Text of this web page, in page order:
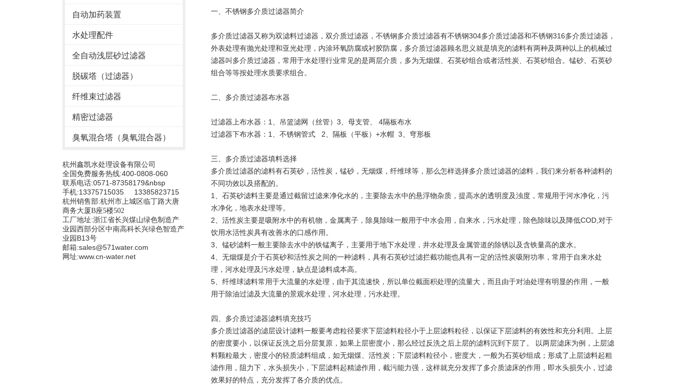
自动加药装置
水处理配件
全自动浅层砂过滤器
脱碳塔（过滤器）
纤维束过滤器
精密过滤器
臭氧混合塔（臭氧混合器）
杭州鑫凯水处理设备有限公司
全国免费服务热线:400-0808-060
联系电话:0571-87358179&nbsp
手机:13375715035 13385823715
杭州销售部:杭州市上城区临丁路大唐
商务大厦B座5楼502
工厂地址:浙江省长兴煤山绿色制造产
业园西部分区中南高科长兴绿色智造产
业园B13号
邮箱:sales@571water.com
网址:www.cn-water.net
一、不锈钢多介质过滤器简介
多介质过滤器又称为双滤料过滤器，双介质过滤器，不锈钢多介质过滤器有不锈钢304多介质过滤器和不锈钢316多介质过滤器，
外表处理有抛光处理和亚光处理，内涂环氧防腐或衬胶防腐，多介质过滤器顾名思义就是填充的滤料有两种及两种以上的机械过
滤器叫多介质过滤器，常用于水处理行业常见的是两层介质，多为无烟煤、石英砂组合或者活性炭、石英砂组合。锰砂、石英砂
组合等等按处理水质要求组合。
二、多介质过滤器布水器
过滤器上布水器：1、吊篮滤网（丝管）3、母支管、 4隔板布水
过滤器下布水器：1、不锈钢管式 2、隔板（平板）+水帽 3、穹形板
三、多介质过滤器填料选择
多介质过滤器的滤料有石英砂，活性炭，锰砂，无烟煤，纤维球等，那么怎样选择多介质过滤器的滤料，我们来分析各种滤料的
不同功效以及搭配的。
1、石英砂滤料主要是通过截留过滤来净化水的，主要除去水中的悬浮物杂质，提高水的透明度及浊度，常规用于河水净化，污
水净化，地表水处理等。
2、活性炭主要是吸附水中的有机物，金属离子，除臭除味一般用于中水会用，自来水，污水处理，除色除味以及降低COD,对于
饮用水活性炭具有改善水的口感作用。
3、锰砂滤料一般主要除去水中的铁锰离子，主要用于地下水处理，井水处理及金属管道的除锈以及含铁量高的废水。
4、无烟煤是介于石英砂和活性炭之间的一种滤料，具有石英砂过滤拦截功能也具有一定的活性炭吸附功率，常用于自来水处
理，河水处理及污水处理，缺点是滤料成本高。
5、纤维球滤料常用于大流量的水处理，由于其流速快，所以单位截面积处理的流量大，而且由于对油处理有明显的作用，一般
用于除油过滤及大流量的景观水处理，河水处理，污水处理。
四、多介质过滤器滤料填充技巧
多介质过滤器的滤层设计滤料一般要考虑粒径要求下层滤料粒径小于上层滤料粒径，以保证下层滤料的有效性和充分利用。上层
的密度要小，以保证反洗之后分层复原，如果上层密度小，那么经过反洗之后上层的滤料沉到下层了。 以两层滤床为例，上层滤
料颗粒最大，密度小的轻质滤料组成，如无烟煤、活性炭；下层滤料粒径小，密度大，一般为石英砂组成；形成了上层滤料起粗
滤作用，阻力下，水头损失小，下层滤料起精滤作用，截污能力强，这样就充分发挥了多介质滤床的作用，即水头损失小，过滤
效果好的特点，充分发挥了各介质的优点。